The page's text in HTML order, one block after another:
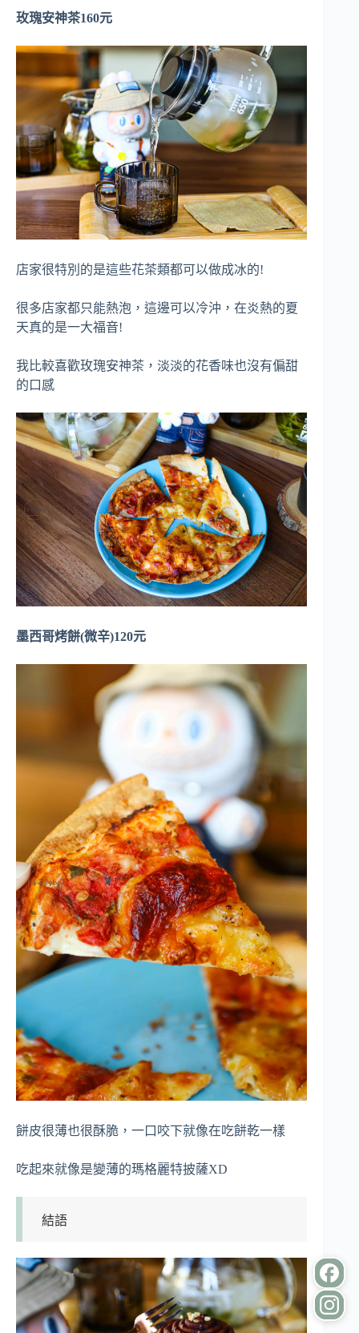
玫瑰安神茶160元
店家很特別的是這些花茶類都可以做成冰的!
很多店家都只能熱泡，這邊可以冷沖，在炎熱的夏
天真的是一大福音!
我比較喜歡玫瑰安神茶，淡淡的花香味也沒有偏甜
的口感
墨西哥烤餅(微辛)120元
餅皮很薄也很酥脆，一口咬下就像在吃餅乾一樣
吃起來就像是變薄的瑪格麗特披薩XD
結語